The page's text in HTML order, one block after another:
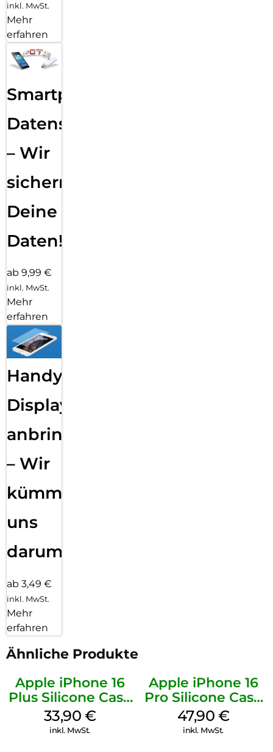
inkl. MwSt.
Mehr
erfahren
Smartphone
Datensicherung
– Wir
sichern
Deine
Daten!
ab 9,99 €
inkl. MwSt.
Mehr
erfahren
Handy
Displayfolie
anbringen
– Wir
kümmern
uns
darum!
ab 3,49 €
inkl. MwSt.
Mehr
erfahren
Ähnliche Produkte
Apple iPhone 16
Plus Silicone Case
MagSafe Lake
Green
33,90 €
inkl. MwSt.
Apple iPhone 16
Pro Silicone Case
MagSafe Denim
47,90 €
inkl. MwSt.